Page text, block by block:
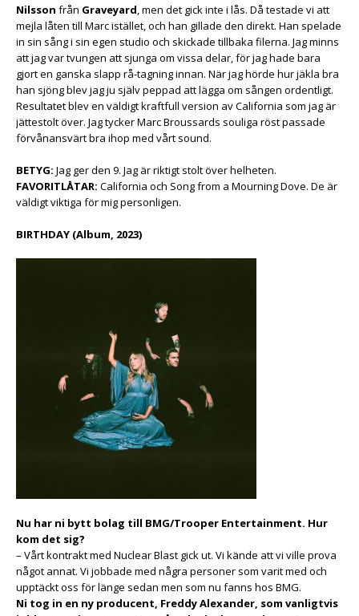
Nilsson från Graveyard, men det gick inte i lås. Då testade vi att
mejla låten till Marc istället, och han gillade den direkt. Han spelade
in sin sång i sin egen studio och skickade tillbaka filerna. Jag minns
att jag var tvungen att sjunga om vissa delar, för jag hade bara
gjort en ganska slapp rå-tagning innan. När jag hörde hur jäkla bra
han sjöng blev jag ju själv peppad att lägga om sången ordentligt.
Resultatet blev en väldigt kraftfull version av California som jag är
jättestolt över. Jag tycker Marc Broussards souliga röst passade
förvånansvärt bra ihop med vårt sound.
BETYG: Jag ger den 9. Jag är riktigt stolt över helheten.
FAVORITLÅTAR: California och Song from a Mourning Dove. De är
väldigt viktiga för mig personligen.
BIRTHDAY (Album, 2023)
Nu har ni bytt bolag till BMG/Trooper Entertainment. Hur
kom det sig?
– Vårt kontrakt med Nuclear Blast gick ut. Vi kände att vi ville prova
något annat. Vi jobbade med några personer som varit med och
upptäckt oss för länge sedan men som nu fanns hos BMG.
Ni tog in en ny producent, Freddy Alexander, som vanligtvis